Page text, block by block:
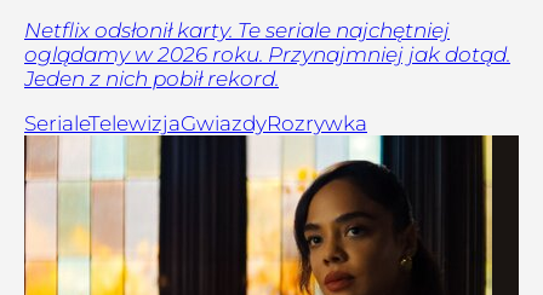
Netflix odsłonił karty. Te seriale najchętniej
oglądamy w 2026 roku. Przynajmniej jak dotąd.
Jeden z nich pobił rekord.
SerialeTelewizjaGwiazdyRozrywka